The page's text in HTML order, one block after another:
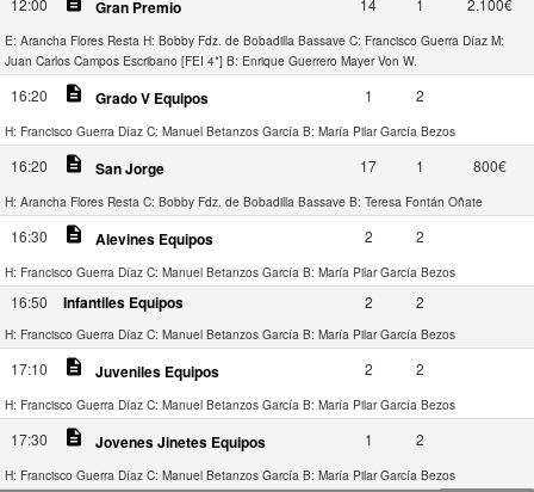
12:00 Gran Premio 14 1 2.100€
E: Arancha Flores Resta H: Bobby Fdz. de Bobadilla Bassave C: Francisco Guerra Díaz M:
Juan Carlos Campos Escribano [FEI 4*] B: Enrique Guerrero Mayer Von W.
16:20 description Grado V Equipos 1 2
H: Francisco Guerra Díaz C: Manuel Betanzos García B: María Pilar García Bezos
16:20 description San Jorge 17 1 800€
H: Arancha Flores Resta C: Bobby Fdz. de Bobadilla Bassave B: Teresa Fontán Oñate
16:30 description Alevines Equipos 2 2
H: Francisco Guerra Díaz C: Manuel Betanzos García B: María Pilar García Bezos
16:50 Infantiles Equipos 2 2
H: Francisco Guerra Díaz C: Manuel Betanzos García B: María Pilar García Bezos
17:10 description Juveniles Equipos 2 2
H: Francisco Guerra Díaz C: Manuel Betanzos García B: María Pilar García Bezos
17:30 description Jovenes Jinetes Equipos 1 2
H: Francisco Guerra Díaz C: Manuel Betanzos García B: María Pilar García Bezos